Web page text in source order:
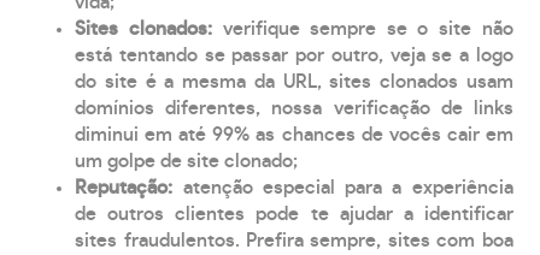
Sites clonados: verifique sempre se o site não
está tentando se passar por outro, veja se a logo
do site é a mesma da URL, sites clonados usam
domínios diferentes, nossa verificação de links
diminui em até 99% as chances de vocês cair em
um golpe de site clonado;
Reputação: atenção especial para a experiência
de outros clientes pode te ajudar a identificar
sites fraudulentos. Prefira sempre, sites com boa